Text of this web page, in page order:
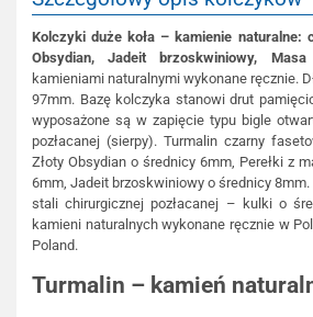
Kolczyki duże koła – kamienie naturalne:
Obsydian, Jadeit brzoskwiniowy, Masa
kamieniami naturalnymi wykonane ręcznie.
97mm. Bazę kolczyka stanowi drut
wyposażone są w zapięcie typu bigle
pozłacanej (sierpy). Turmalin czarny
Złoty Obsydian o średnicy 6mm, Perełki z
6mm, Jadeit brzoskwiniowy o średnicy
stali chirurgicznej pozłacanej – kulki o
kamieni naturalnych wykonane ręcznie w
Poland.
Turmalin – kamień